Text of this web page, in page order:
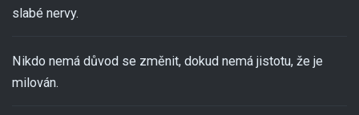
slabé nervy.
Nikdo nemá důvod se změnit, dokud nemá jistotu, že je
milován.